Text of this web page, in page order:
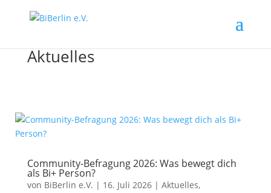
Aktuelles
Community-Befragung 2026: Was bewegt dich
als Bi+ Person?
von BiBerlin e.V. | 16. Juli 2026| Aktuelles,